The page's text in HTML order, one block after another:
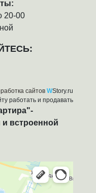
20-00
сайтов WStory.ru
работать и продавать
встроенной